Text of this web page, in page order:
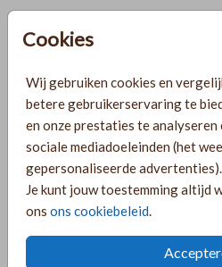
Cookies
Wij gebruiken cookies en
betere gebruikerservaring te
en onze prestaties te
sociale mediadoeleinden (het
gepersonaliseerde advertenties).
Je kunt jouw toestemming altijd
ons ons cookiebeleid
PRODUCTINFORMATIE
OMSCHRIJVING
Geef jullie bruiloft een uniek tintje
gepersonaliseerd wijnetiket!
date, een bijzondere manier om
ceremoniemeester te vragen, of
voor jullie gasten. Laat jullie